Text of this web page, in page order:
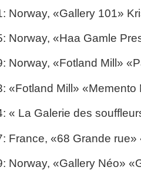
Norway, «Gallery 101»
Norway, «Haa Gamle
Norway, «Fotland Mill»
«Fotland Mill» «Memento
« La Galerie des
France, «68 Grande
Norway, «Gallery Néo»